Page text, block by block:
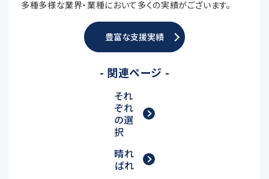
多種多様な業界・業種において多くの実績がございます。
豊富な支援実績
- 関連ページ -
それ
ぞれ
の選
択
晴れ
ばれ